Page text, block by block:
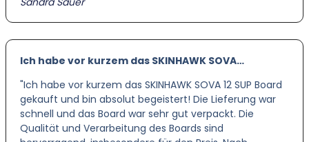
Ich habe vor kurzem das SKINHAWK SOVA…
"Ich habe vor kurzem das SKINHAWK SOVA 12 SUP Board
gekauft und bin absolut begeistert! Die Lieferung war
schnell und das Board war sehr gut verpackt. Die
Qualität und Verarbeitung des Boards sind